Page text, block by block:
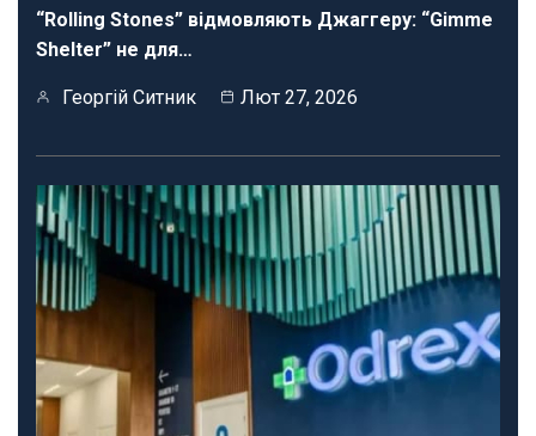
“Rolling Stones” відмовляють Джаггеру: “Gimme
Shelter” не для…
Георгій Ситник Лют 27, 2026